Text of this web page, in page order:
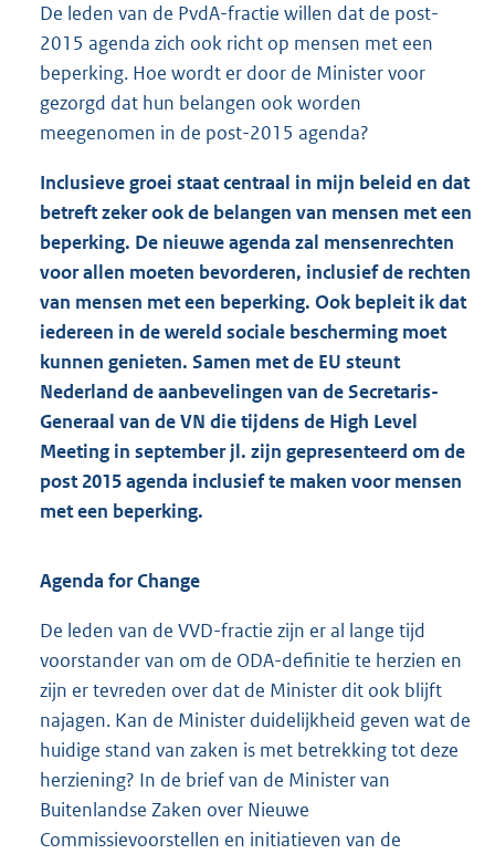
De leden van de PvdA-fractie willen dat de post-
2015 agenda zich ook richt op mensen met een
beperking. Hoe wordt er door de Minister voor
gezorgd dat hun belangen ook worden
meegenomen in de post-2015 agenda?
Inclusieve groei staat centraal in mijn beleid en dat
betreft zeker ook de belangen van mensen met een
beperking. De nieuwe agenda zal mensenrechten
voor allen moeten bevorderen, inclusief de rechten
van mensen met een beperking. Ook bepleit ik dat
iedereen in de wereld sociale bescherming moet
kunnen genieten. Samen met de EU steunt
Nederland de aanbevelingen van de Secretaris-
Generaal van de VN die tijdens de High Level
Meeting in september jl. zijn gepresenteerd om de
post 2015 agenda inclusief te maken voor mensen
met een beperking.
Agenda for Change
De leden van de VVD-fractie zijn er al lange tijd
voorstander van om de ODA-definitie te herzien en
zijn er tevreden over dat de Minister dit ook blijft
najagen. Kan de Minister duidelijkheid geven wat de
huidige stand van zaken is met betrekking tot deze
herziening? In de brief van de Minister van
Buitenlandse Zaken over Nieuwe
Commissievoorstellen en initiatieven van de